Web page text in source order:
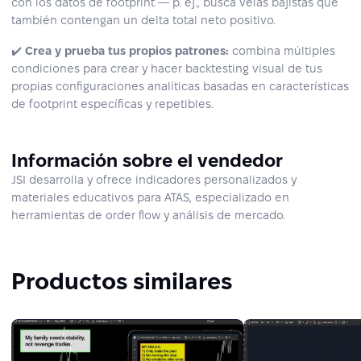
también contengan un delta total neto positivo.
✔️ Crea y prueba tus propios patrones: combina múltiples
condiciones para crear y hacer backtesting visual de tus
propias configuraciones analíticas basadas en características
de footprint específicas y repetibles.
Información sobre el vendedor
JSI desarrolla y ofrece indicadores personalizados y
materiales educativos para ATAS, especializado en
herramientas de order flow y análisis de mercado.
Productos similares